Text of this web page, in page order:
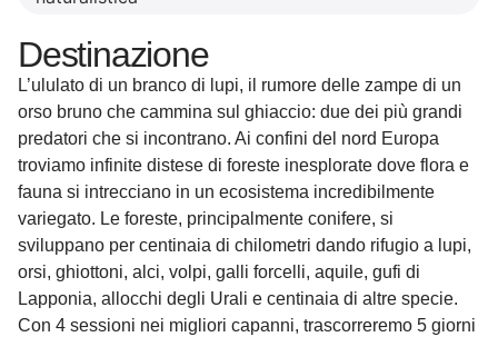
Destinazione
L’ululato di un branco di lupi, il rumore delle zampe di un
orso bruno che cammina sul ghiaccio: due dei più grandi
predatori che si incontrano. Ai confini del nord Europa
troviamo infinite distese di foreste inesplorate dove flora e
fauna si intrecciano in un ecosistema incredibilmente
variegato. Le foreste, principalmente conifere, si
sviluppano per centinaia di chilometri dando rifugio a lupi,
orsi, ghiottoni, alci, volpi, galli forcelli, aquile, gufi di
Lapponia, allocchi degli Urali e centinaia di altre specie.
Con 4 sessioni nei migliori capanni, trascorreremo 5 giorni